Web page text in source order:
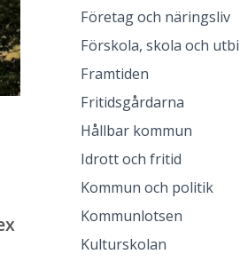
Företag och näringsliv
Förskola, skola och
Framtiden
Fritidsgårdarna
Hållbar kommun
Idrott och fritid
Kommun och politik
Kommunlotsen
Kulturskolan